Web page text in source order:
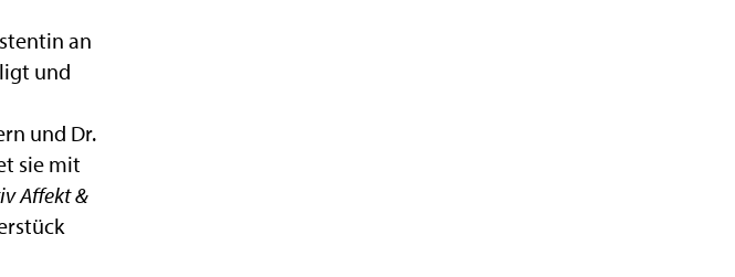
an
und
und Dr.
sie mit
Affekt &